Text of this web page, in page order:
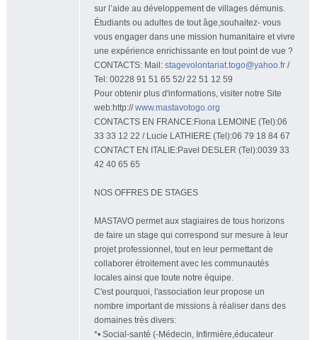
sur l’aide au développement de villages démunis.
Étudiants ou adultes de tout âge,souhaitez- vous
vous engager dans une mission humanitaire et vivre
une expérience enrichissante en tout point de vue ?
CONTACTS: Mail: stagevolontariat.togo@yahoo.fr/
Tel: 00228 91 51 65 52/ 22 51 12 59
Pour obtenir plus d'informations, visiter notre Site
web:http://www.mastavotogo.org
CONTACTS EN FRANCE:Fiona LEMOINE (Tel):06
33 33 12 22 / Lucie LATHIERE (Tel):06 79 18 84 67
CONTACT EN ITALIE:Pavel DESLER (Tel):0039 33
42 40 65 65
NOS OFFRES DE STAGES
MASTAVO permet aux stagiaires de tous horizons
de faire un stage qui correspond sur mesure à leur
projet professionnel, tout en leur permettant de
collaborer étroitement avec les communautés
locales ainsi que toute notre équipe.
C'est pourquoi, l'association leur propose un
nombre important de missions à réaliser dans des
domaines très divers:
*• Social-santé (-Médecin, Infirmière,éducateur